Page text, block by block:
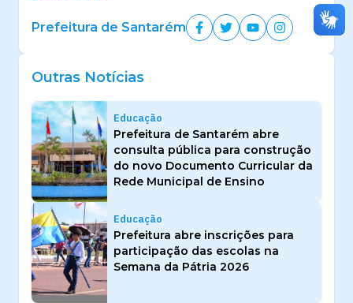
Prefeitura de Santarém
Outras Notícias
Educação
Prefeitura de Santarém abre
consulta pública para construção
do novo Documento Curricular da
Rede Municipal de Ensino
Educação
Prefeitura abre inscrições para
participação das escolas na
Semana da Pátria 2026